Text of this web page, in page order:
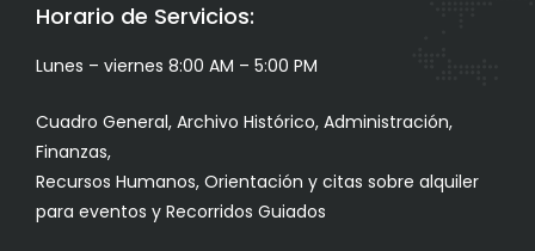
Horario de Servicios:
Lunes – viernes 8:00 AM – 5:00 PM
Cuadro General, Archivo Histórico, Administración,
Finanzas,
Recursos Humanos, Orientación y citas sobre alquiler
para eventos y Recorridos Guiados